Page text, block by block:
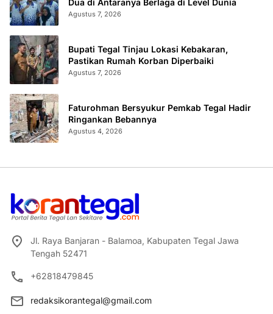
Dua di Antaranya Berlaga di Level Dunia
Agustus 7, 2026
Bupati Tegal Tinjau Lokasi Kebakaran,
Pastikan Rumah Korban Diperbaiki
Agustus 7, 2026
Faturohman Bersyukur Pemkab Tegal Hadir
Ringankan Bebannya
Agustus 4, 2026
Jl. Raya Banjaran - Balamoa, Kabupaten Tegal Jawa
Tengah 52471
+62818479845
redaksikorantegal@gmail.com